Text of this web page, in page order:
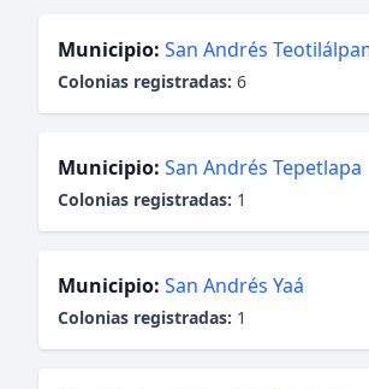
Municipio: San Andrés
Colonias registradas: 6
Municipio: San Andrés Tepetlapa
Colonias registradas: 1
Municipio: San Andrés Yaá
Colonias registradas: 1